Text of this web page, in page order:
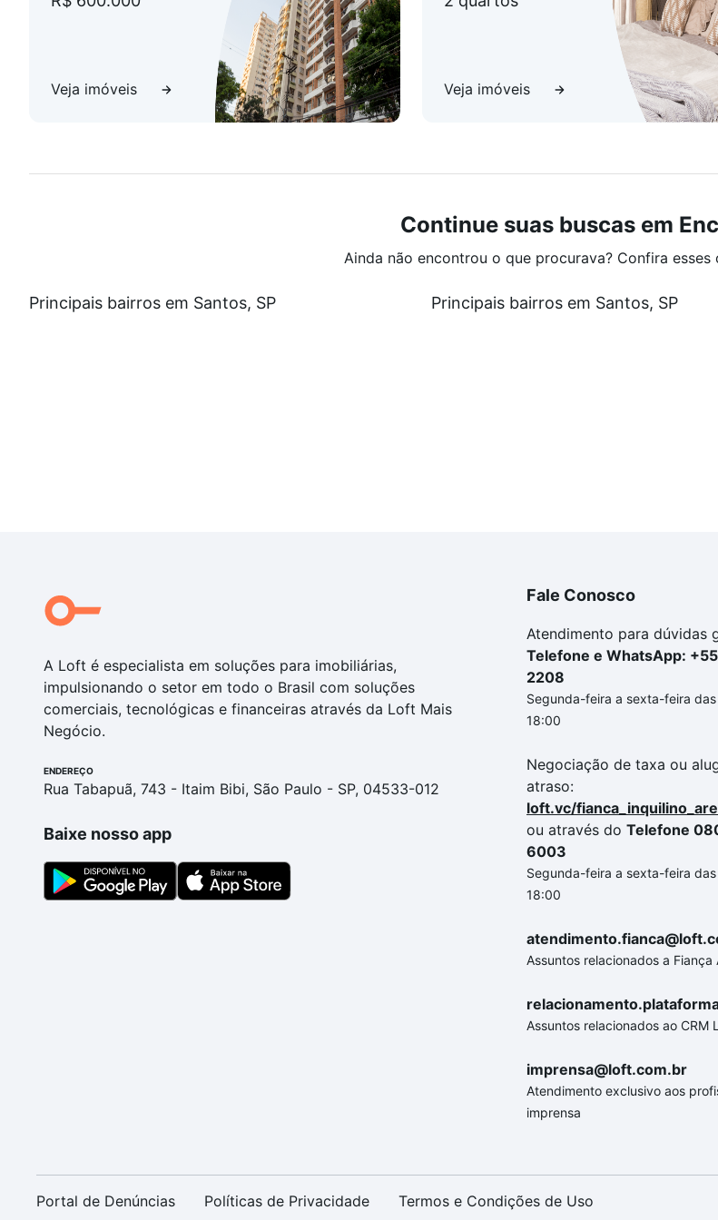
Veja imóveis Veja imóveis
Continue suas buscas em
Ainda não encontrou o que procurava? Confira
Principais bairros em Santos, SP Principais bairros em Santos, SP
A Loft é especialista em soluções para imobiliárias,
impulsionando o setor em todo o Brasil com soluções
comerciais, tecnológicas e financeiras através da Loft Mais
Negócio.
ENDEREÇO
Rua Tabapuã, 743 - Itaim Bibi, São Paulo - SP, 04533-012
Baixe nosso app
Fale Conosco
Atendimento para dúvidas
Telefone e WhatsApp:
2208
Segunda-feira a sexta-feira
18:00
Negociação de taxa ou
atraso:
loft.vc/
ou através do Telefone
6003
Segunda-feira a sexta-feira
18:00
Assuntos relacionados a Fiança
Assuntos relacionados ao CRM
imprensa@loft.com.br
Atendimento exclusivo aos
imprensa
Portal de Denúncias Políticas de Privacidade Termos e Condições de Uso